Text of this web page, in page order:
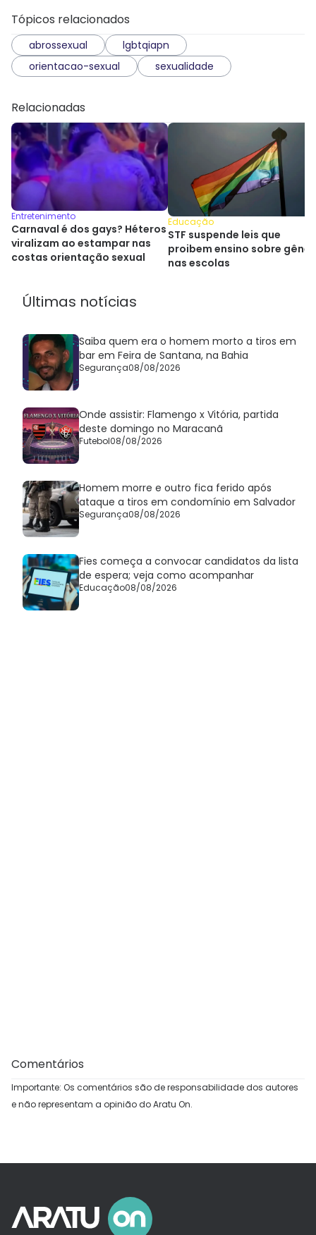
Tópicos relacionados
abrossexual
lgbtqiapn
orientacao-sexual
sexualidade
Relacionadas
Entretenimento
Carnaval é dos gays? Héteros
viralizam ao estampar nas
costas orientação sexual
Educação
STF suspende leis que
proibem ensino sobre
nas escolas
Últimas notícias
Saiba quem era o homem morto a tiros em
bar em Feira de Santana, na Bahia
Segurança08/08/2026
Onde assistir: Flamengo x Vitória, partida
deste domingo no Maracanã
Futebol08/08/2026
Homem morre e outro fica ferido após
ataque a tiros em condomínio em Salvador
Segurança08/08/2026
Fies começa a convocar candidatos da lista
de espera; veja como acompanhar
Educação08/08/2026
Comentários
Importante: Os comentários são de responsabilidade dos autores
e não representam a opinião do Aratu On.